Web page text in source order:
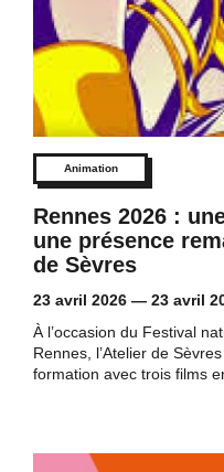
Animation
Rennes 2026 :
une présence
de Sèvres
23 avril 2026 — 23 avril
À l’occasion du Festival
Rennes, l’Atelier de
formation avec trois films